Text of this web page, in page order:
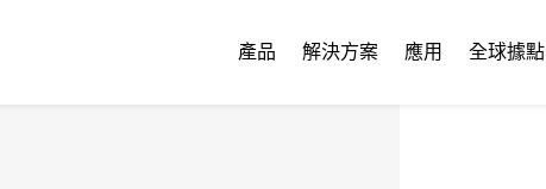
產品 解決方案 應用 全球據點